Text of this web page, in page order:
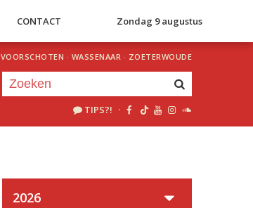
CONTACT Zondag 9 augustus
VOORSCHOTEN · WASSENAAR · ZOETERWOUDE
TIPS?! ·
2026